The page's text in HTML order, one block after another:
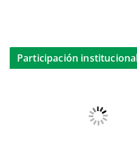
Participación